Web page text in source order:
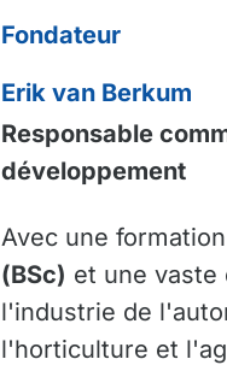
Fondateur
Erik van Berkum
Responsable
développement
Avec une
(BSc) et une vaste
l'industrie de
l'horticulture et